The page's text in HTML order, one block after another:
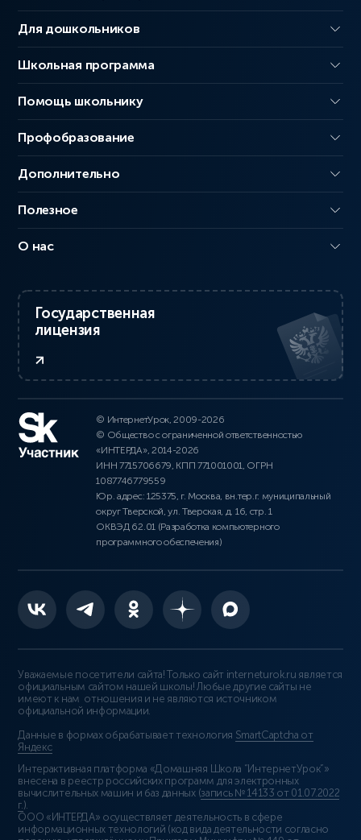
Для дошкольников
Школьная программа
Помощь школьнику
Профобразование
Дополнительно
Полезное
О нас
Государственная
лицензия
© ИнтернетУрок, 2009-2026
© Общество с ограниченной ответственностью
«ИНТЕРДА», 2014-2026
ИНН 7715706679, КПП 771001001, ОГРН
1087746779559
Юр. адрес: 125375, г. Москва, вн.тер.г. муниципальный
округ Тверской, ул. Тверская, д. 16, стр. 1
ОКВЭД 62.01 (Разработка компьютерного
программного обеспечения)
Уважаемые посетители сайта! Только сайт interneturok.ru является
официальным сайтом нашей школы! Любые другие сайты не
имеют к нам отношения и не являются источником
официальной информации.
Данные в формах обрабатывает технология SmartCaptcha от
Яндекс
Интерактивная платформа «Домашняя Школа “ИнтернетУрок”»
внесена в реестр российских программ для электронных
вычислительных машин и баз данных (запись № 14133 от 01.07.2022
г.).
ООО «ИНТЕРДА» осуществляет деятельность в сфере
информационных технологий (код вида деятельности согласно